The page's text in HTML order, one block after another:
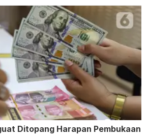
Ditopang Harapan Pembukaan